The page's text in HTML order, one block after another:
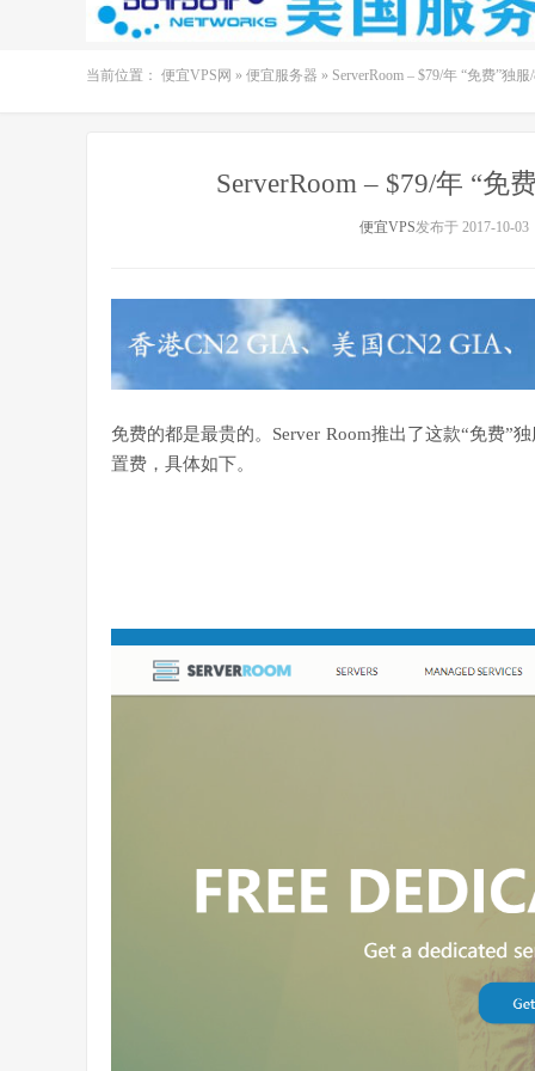
当前位置： 便宜VPS网 » 便宜服务器 » ServerRoom – $79/年 “免费”独
ServerRoom – $79/年 “免
便宜VPS发布于 2017-10-03
免费的都是最贵的。Server Room推出了这款“免费”
置费，具体如下。